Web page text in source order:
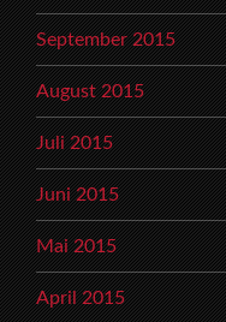
September 2015
August 2015
Juli 2015
Juni 2015
Mai 2015
April 2015